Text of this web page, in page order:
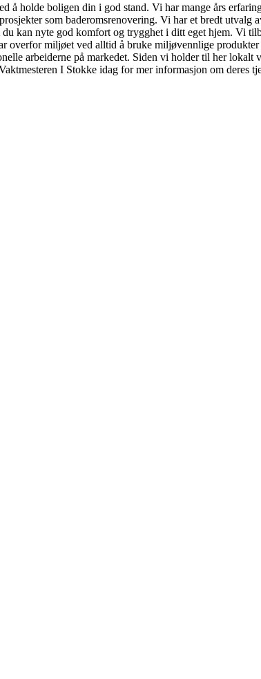
å holde boligen din i god stand. Vi har mange års
som baderomsrenovering. Vi har et bredt utvalg
kan nyte god komfort og trygghet i ditt eget hjem. Vi
overfor miljøet ved alltid å bruke miljøvennlige
arbeiderne på markedet. Siden vi holder til her
I Stokke idag for mer informasjon om deres